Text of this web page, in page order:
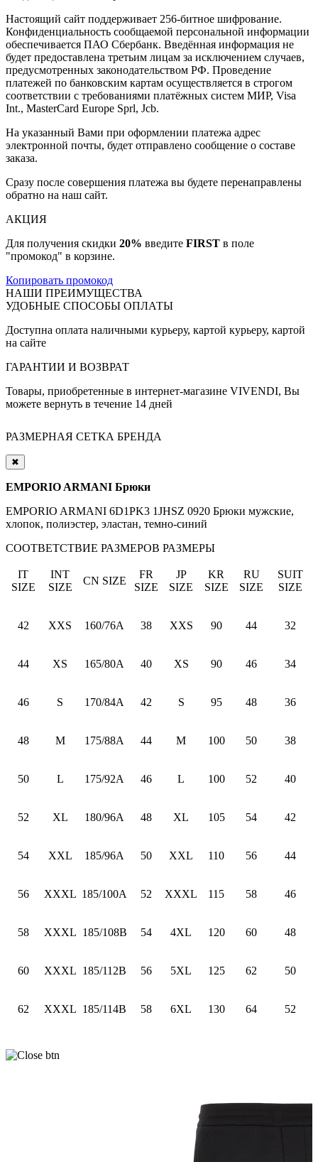
Настоящий сайт поддерживает 256-битное шифрование.
Конфиденциальность сообщаемой персональной информации
обеспечивается ПАО Сбербанк. Введённая информация не
будет предоставлена третьим лицам за исключением случаев,
предусмотренных законодательством РФ. Проведение
платежей по банковским картам осуществляется в строгом
соответствии с требованиями платёжных систем МИР, Visa
Int., MasterCard Europe Sprl, Jcb.
На указанный Вами при оформлении платежа адрес
электронной почты, будет отправлено сообщение о составе
заказа.
Сразу после совершения платежа вы будете перенаправлены
обратно на наш сайт.
АКЦИЯ
Для получения скидки 20% введите FIRST в поле
"промокод" в корзине.
Копировать промокод
НАШИ ПРЕИМУЩЕСТВА
УДОБНЫЕ СПОСОБЫ ОПЛАТЫ
Доступна оплата наличными курьеру, картой курьеру, картой
на сайте
ГАРАНТИИ И ВОЗВРАТ
Товары, приобретенные в интернет-магазине VIVENDI, Вы
можете вернуть в течение 14 дней
РАЗМЕРНАЯ СЕТКА БРЕНДА
✖
EMPORIO ARMANI Брюки
EMPORIO ARMANI 6D1PK3 1JHSZ 0920 Брюки мужские,
хлопок, полиэстер, эластан, темно-синий
СООТВЕТСТВИЕ РАЗМЕРОВ РАЗМЕРЫ
IT
SIZE
INT
SIZE
CN SIZE
FR
SIZE
JP
SIZE
KR
SIZE
RU
SIZE
SUIT
SIZE
42 XXS 160/76A 38 XXS 90 44 32
44 XS 165/80A 40 XS 90 46 34
46 S 170/84A 42 S 95 48 36
48 M 175/88A 44 M 100 50 38
50 L 175/92A 46 L 100 52 40
52 XL 180/96A 48 XL 105 54 42
54 XXL 185/96A 50 XXL 110 56 44
56 XXXL 185/100A 52 XXXL 115 58 46
58 XXXL 185/108B 54 4XL 120 60 48
60 XXXL 185/112B 56 5XL 125 62 50
62 XXXL 185/114B 58 6XL 130 64 52